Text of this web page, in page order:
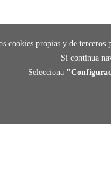
cookies propias y de terceros
Si continua
Selecciona